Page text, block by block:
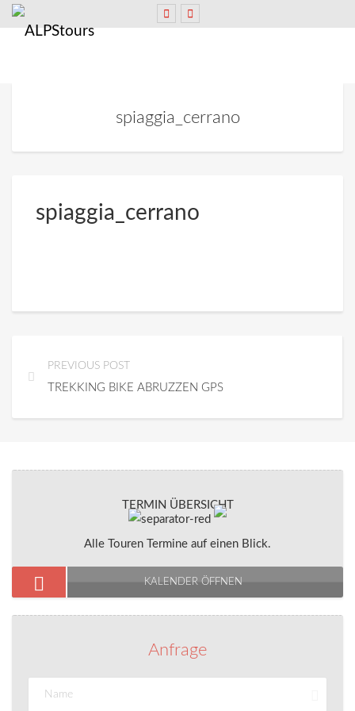
spiaggia_cerrano
spiaggia_cerrano
PREVIOUS POST
TREKKING BIKE ABRUZZEN GPS
TERMIN ÜBERSICHT
Alle Touren Termine auf einen Blick.
KALENDER ÖFFNEN
Anfrage